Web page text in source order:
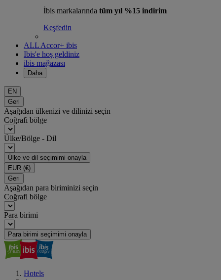
İbis markalarında tüm yıl %15 indirim
Keşfedin
ALL Accor+ ibis
Ibis'e hoş geldiniz
ibis mağazası
Daha
EN
Geri
Aşağıdan ülkenizi ve dilinizi seçin
Coğrafi bölge
Ülke/Bölge - Dil
Ülke ve dil seçimimi onayla
EUR (€)
Geri
Aşağıdan para biriminizi seçin
Coğrafi bölge
Para birimi
Para birimi seçimimi onayla
Hotels